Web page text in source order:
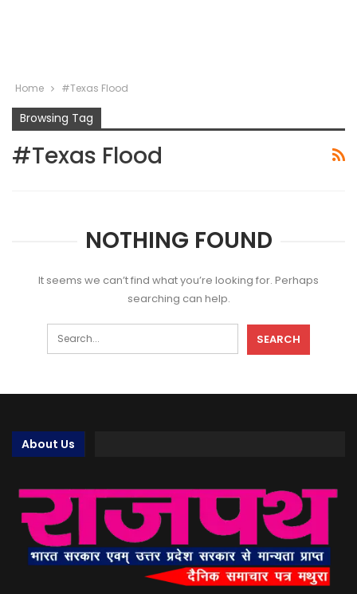
Home #Texas Flood
Browsing Tag
#Texas Flood
NOTHING FOUND
It seems we can’t find what you’re looking for. Perhaps
searching can help.
About Us